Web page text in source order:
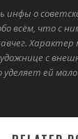
инфы о
всём, что с
с
уделяет ей